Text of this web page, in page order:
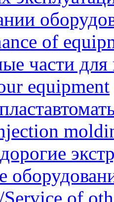
of
части для
equipment
Service of